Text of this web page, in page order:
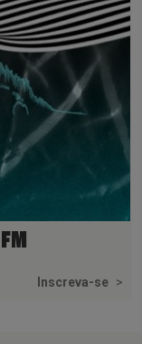
Inscreva-se >